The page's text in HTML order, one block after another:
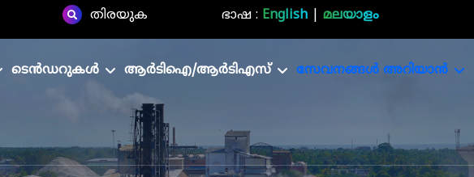
തിരയുക ഭാഷ : English മലയാളം
ടെൻഡറുകൾ ആർടിഐ/ആർടിഎസ് സേവനങ്ങൾ അറിയാൻ